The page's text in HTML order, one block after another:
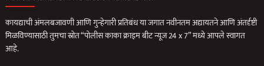
कायद्याची अंमलबजावणी आणि गुन्हेगारी प्रतिबंध या जगात नवीनतम अद्यायतने आणि अंतर्दृष्टी
मिळविण्यासाठी तुमचा स्रोत “पोलीस काका क्राइम बीट न्यूज 24 x 7” मध्ये आपले स्वागत
आहे.